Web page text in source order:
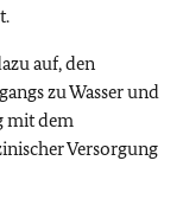
auf, den
zu Wasser und
mit dem
Versorgung